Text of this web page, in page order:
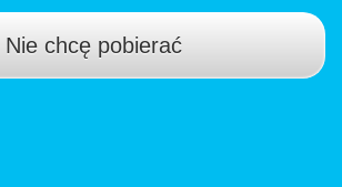
Nie chcę pobierać